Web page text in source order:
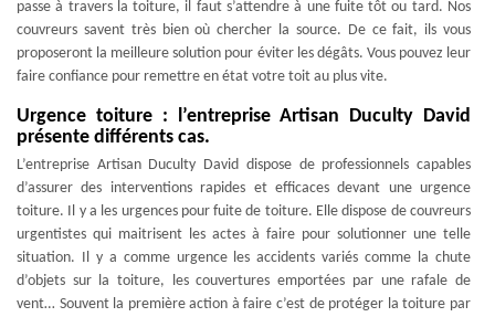
passe à travers la toiture, il faut s’attendre à une fuite tôt ou tard. Nos
couvreurs savent très bien où chercher la source. De ce fait, ils vous
proposeront la meilleure solution pour éviter les dégâts. Vous pouvez leur
faire confiance pour remettre en état votre toit au plus vite.
Urgence toiture : l’entreprise Artisan Duculty David
présente différents cas.
L’entreprise Artisan Duculty David dispose de professionnels capables
d’assurer des interventions rapides et efficaces devant une urgence
toiture. Il y a les urgences pour fuite de toiture. Elle dispose de couvreurs
urgentistes qui maitrisent les actes à faire pour solutionner une telle
situation. Il y a comme urgence les accidents variés comme la chute
d’objets sur la toiture, les couvertures emportées par une rafale de
vent… Souvent la première action à faire c’est de protéger la toiture par